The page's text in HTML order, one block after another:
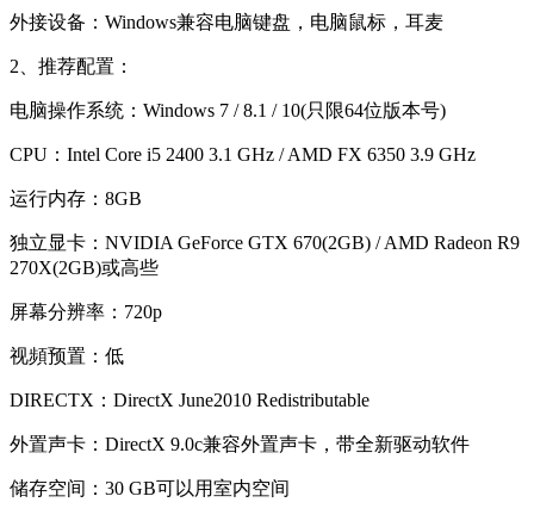
外接设备：Windows兼容电脑键盘，电脑鼠标，耳麦
2、推荐配置：
电脑操作系统：Windows 7 / 8.1 / 10(只限64位版本号)
CPU：Intel Core i5 2400 3.1 GHz / AMD FX 6350 3.9 GHz
运行内存：8GB
独立显卡：NVIDIA GeForce GTX 670(2GB) / AMD Radeon R9
270X(2GB)或高些
屏幕分辨率：720p
视頻预置：低
DIRECTX：DirectX June2010 Redistributable
外置声卡：DirectX 9.0c兼容外置声卡，带全新驱动软件
储存空间：30 GB可以用室内空间